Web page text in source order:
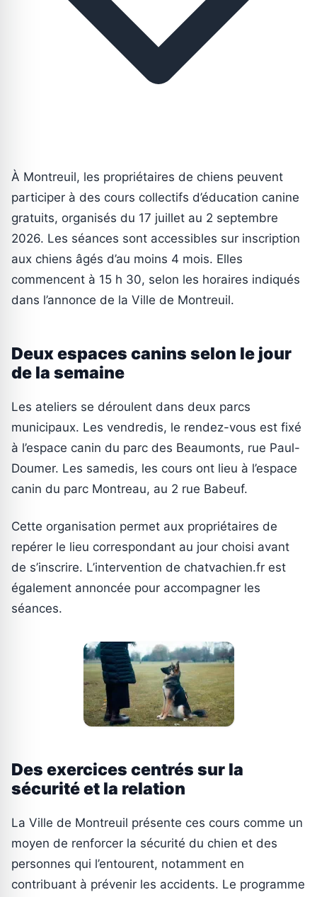
À Montreuil, les propriétaires de chiens peuvent
participer à des cours collectifs d’éducation canine
gratuits, organisés du 17 juillet au 2 septembre
2026. Les séances sont accessibles sur inscription
aux chiens âgés d’au moins 4 mois. Elles
commencent à 15 h 30, selon les horaires indiqués
dans l’annonce de la Ville de Montreuil.
Deux espaces canins selon le jour
de la semaine
Les ateliers se déroulent dans deux parcs
municipaux. Les vendredis, le rendez-vous est fixé
à l’espace canin du parc des Beaumonts, rue Paul-
Doumer. Les samedis, les cours ont lieu à l’espace
canin du parc Montreau, au 2 rue Babeuf.
Cette organisation permet aux propriétaires de
repérer le lieu correspondant au jour choisi avant
de s’inscrire. L’intervention de chatvachien.fr est
également annoncée pour accompagner les
séances.
Des exercices centrés sur la
sécurité et la relation
La Ville de Montreuil présente ces cours comme un
moyen de renforcer la sécurité du chien et des
personnes qui l’entourent, notamment en
contribuant à prévenir les accidents. Le programme